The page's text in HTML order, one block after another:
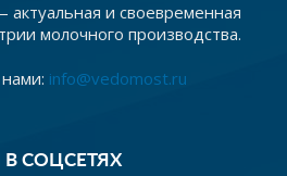
актуальная и своевременная
молочного производства.
info@vedomost.ru
СОЦСЕТЯХ